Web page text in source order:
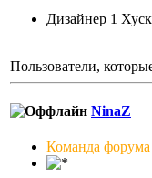
Дизайнер 1
Пользователи,
NinaZ
Команда форума